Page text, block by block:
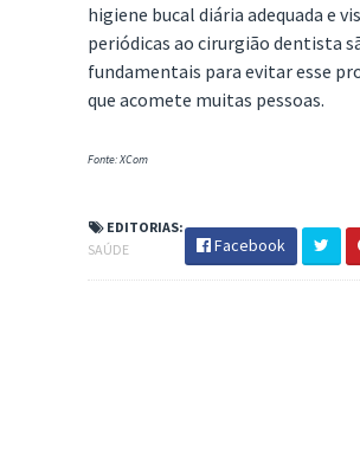
higiene bucal diária adequada e
periódicas ao cirurgião dentista
fundamentais para evitar esse
que acomete muitas pessoas.
Fonte: XCom
EDITORIAS:
SAÚDE
Facebook